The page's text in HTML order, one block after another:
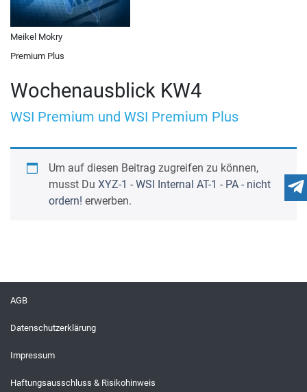
Wochenausblick KW4
WSI Premium und WSI Premium Plus
Um auf diesen Beitrag zugreifen zu können,
musst Du XYZ-1 - WSI Internal AT-1 - PA - nicht
ordern! erwerben.
Meikel Mokry
Premium Plus
AGB
Datenschutzerklärung
Impressum
Haftungsausschluss & Risikohinweis